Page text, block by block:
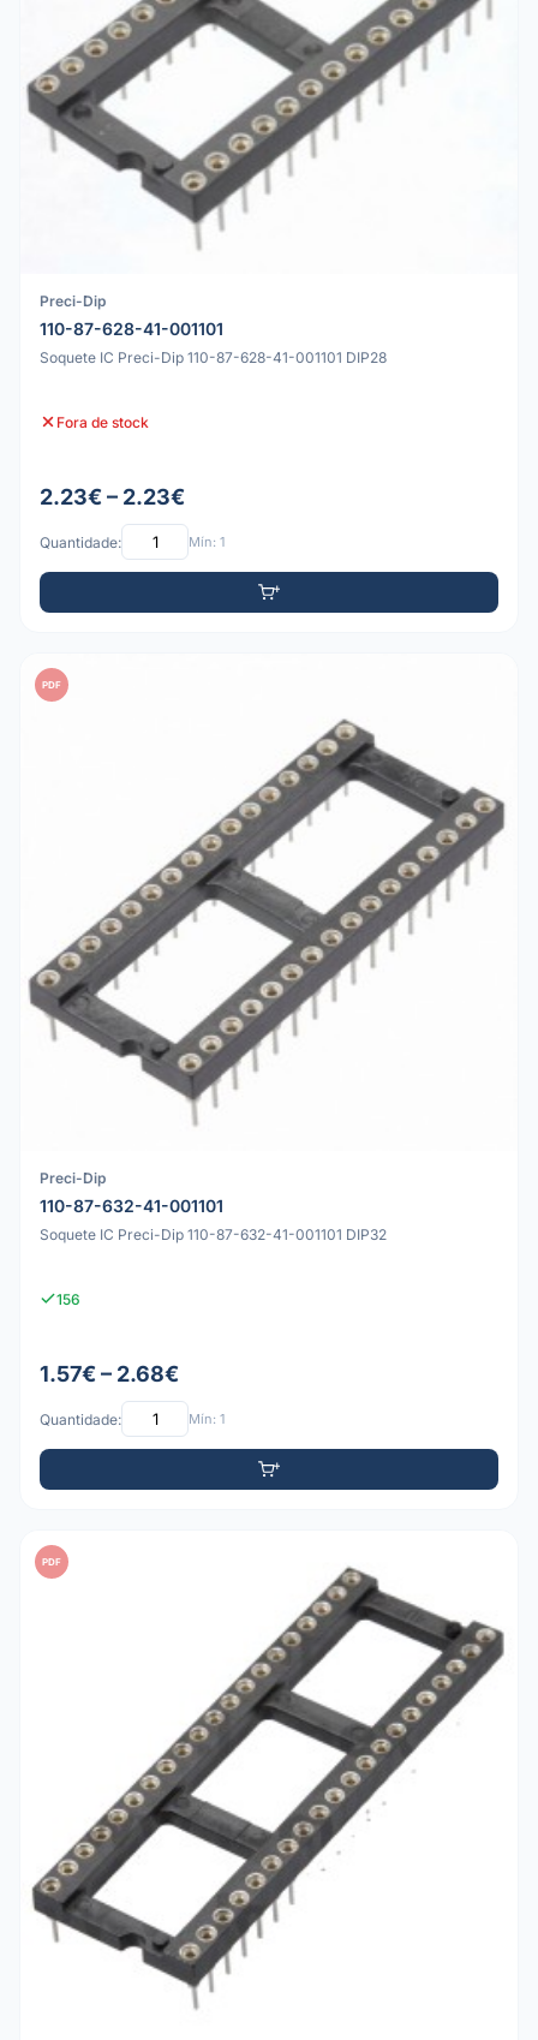
Preci-Dip
110-87-628-41-001101
Soquete IC Preci-Dip 110-87-628-41-001101 DIP28
Fora de stock
2.23€ – 2.23€
Quantidade: Mín: 1
PDF
Preci-Dip
110-87-632-41-001101
Soquete IC Preci-Dip 110-87-632-41-001101 DIP32
156
1.57€ – 2.68€
Quantidade: Mín: 1
PDF